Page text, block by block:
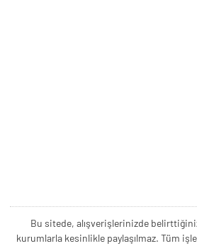
Bu sitede, alışverişlerinizde
kurumlarla kesinlikle paylaşılmaz. Tüm